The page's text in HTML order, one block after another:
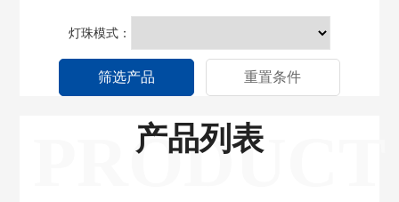
灯珠模式：
筛选产品 重置条件
产品列表
PRODUCT